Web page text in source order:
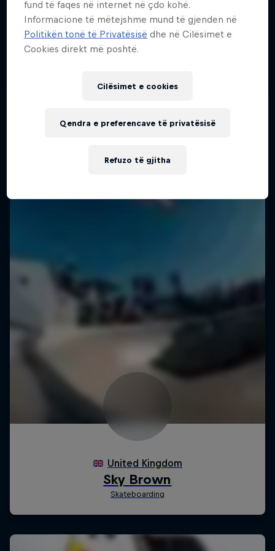
Më shumë si kjo2 Sezone · 18 episodet
SURFING
The latest action from the WSL Championship
Tour
1 Sezoni · 6 episodet
fund të faqes në internet në çdo kohë.
Informacione të mëtejshme mund të gjenden në
Politikën tonë të Privatësisë dhe në Cilësimet e
Cookies direkt më poshtë.
Cilësimet e cookies
Refuzo të gjitha
Qendra e preferencave të privatësisë